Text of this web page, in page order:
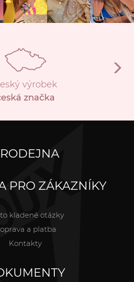
výrobek
značka
PRO ZÁKAZNÍKY
kladené otázky
a platba
Kontakty